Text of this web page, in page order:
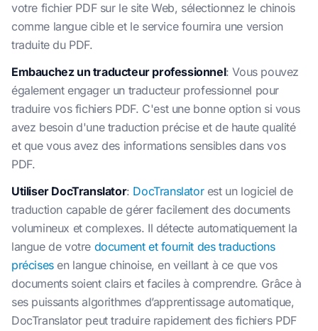
votre fichier PDF sur le site Web, sélectionnez le chinois
comme langue cible et le service fournira une version
traduite du PDF.
Embauchez un traducteur professionnel: Vous pouvez
également engager un traducteur professionnel pour
traduire vos fichiers PDF. C'est une bonne option si vous
avez besoin d'une traduction précise et de haute qualité
et que vous avez des informations sensibles dans vos
PDF.
Utiliser DocTranslator: DocTranslatorest un logiciel de
traduction capable de gérer facilement des documents
volumineux et complexes. Il détecte automatiquement la
langue de votre document et fournit des traductions
précisesen langue chinoise, en veillant à ce que vos
documents soient clairs et faciles à comprendre. Grâce à
ses puissants algorithmes d’apprentissage automatique,
DocTranslator peut traduire rapidement des fichiers PDF